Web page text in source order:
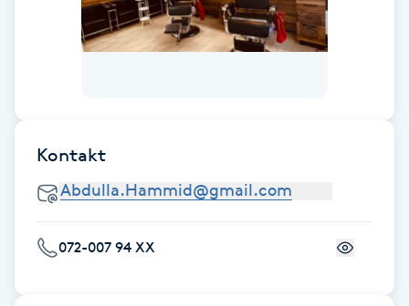
Fotvård
Fransar
Fransborttagning
Kontakt
072-007 94 XX